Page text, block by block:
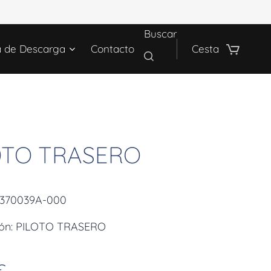
de Descarga Contacto
Buscar
Cesta
TRASERO
000
PILOTO TRASERO